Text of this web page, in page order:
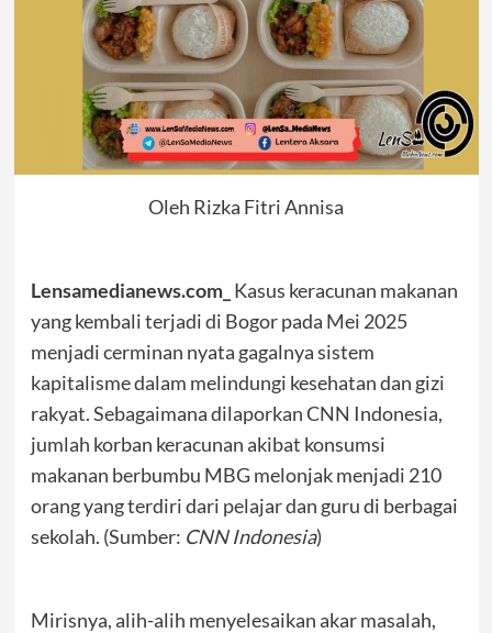
Oleh Rizka Fitri Annisa
Lensamedianews.com_ Kasus keracunan makanan
yang kembali terjadi di Bogor pada Mei 2025
menjadi cerminan nyata gagalnya sistem
kapitalisme dalam melindungi kesehatan dan gizi
rakyat. Sebagaimana dilaporkan CNN Indonesia,
jumlah korban keracunan akibat konsumsi
makanan berbumbu MBG melonjak menjadi 210
orang yang terdiri dari pelajar dan guru di berbagai
sekolah. (Sumber: CNN Indonesia)
Mirisnya, alih-alih menyelesaikan akar masalah,